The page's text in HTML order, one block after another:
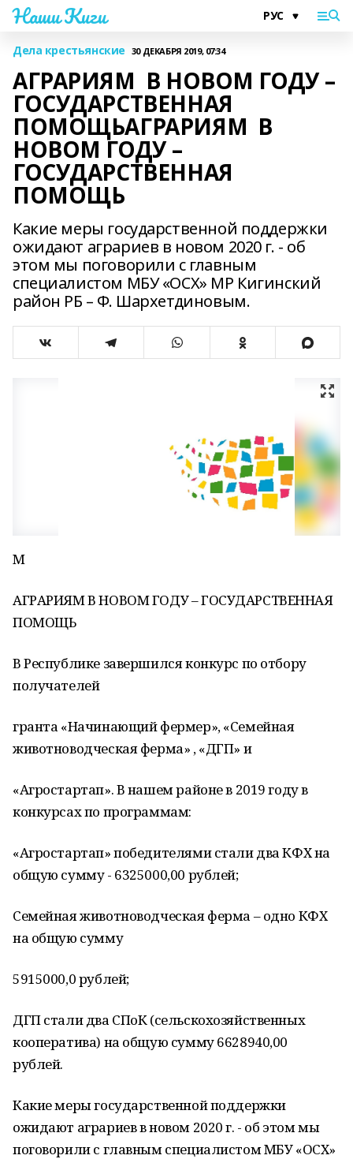
Наши Киги
Дела крестьянские 30 ДЕКАБРЯ 2019, 07:34
АГРАРИЯМ В НОВОМ ГОДУ –
ГОСУДАРСТВЕННАЯ
ПОМОЩЬАГРАРИЯМ В
НОВОМ ГОДУ –
ГОСУДАРСТВЕННАЯ
ПОМОЩЬ
Какие меры государственной поддержки
ожидают аграриев в новом 2020 г. - об
этом мы поговорили с главным
специалистом МБУ «ОСХ» МР Кигинский
район РБ – Ф. Шархетдиновым.
М
АГРАРИЯМ В НОВОМ ГОДУ – ГОСУДАРСТВЕННАЯ
ПОМОЩЬ
В Республике завершился конкурс по отбору
получателей
гранта «Начинающий фермер», «Семейная
животноводческая ферма» , «ДГП» и
«Агростартап». В нашем районе в 2019 году в
конкурсах по программам:
«Агростартап» победителями стали два КФХ на
общую сумму - 6325000,00 рублей;
Семейная животноводческая ферма – одно КФХ
на общую сумму
5915000,0 рублей;
ДГП стали два СПоК (сельскохозяйственных
кооператива) на общую сумму 6628940,00
рублей.
Какие меры государственной поддержки
ожидают аграриев в новом 2020 г. - об этом мы
поговорили с главным специалистом МБУ «ОСХ»